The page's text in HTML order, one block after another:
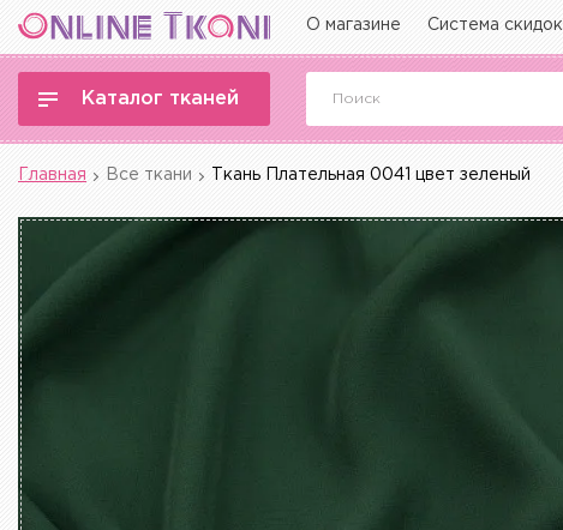
О магазине Система скидок
Каталог тканей
Главная Все ткани Ткань Плательная 0041 цвет зеленый